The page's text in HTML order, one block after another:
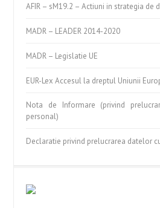
AFIR – sM19.2 – Actiuni in strategia de
MADR – LEADER 2014-2020
MADR – Legislatie UE
EUR-Lex Accesul la dreptul Uniunii
Nota de Informare (privind
personal)
Declaratie privind prelucrarea datelor